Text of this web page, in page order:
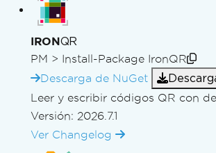
IRONQR
PM > Install-Package IronQR
Descarga de NuGet
Leer y escribir códigos QR con
Versión: 2026.7.1
Ver Changelog